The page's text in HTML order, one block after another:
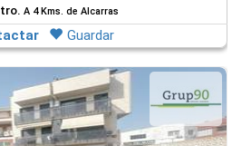
A 4 Kms. de Alcarras
Guardar